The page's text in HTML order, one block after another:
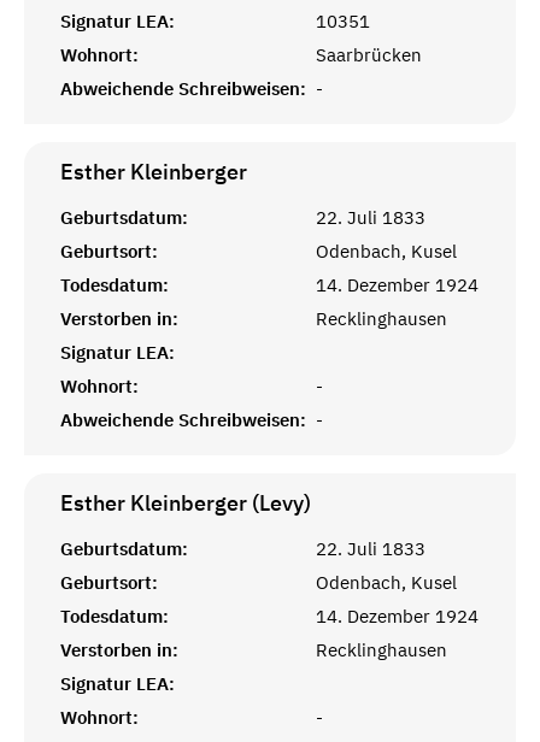
Signatur LEA:
10351
Wohnort:
Saarbrücken
Abweichende Schreibweisen: -
Esther Kleinberger
Geburtsdatum:
22. Juli 1833
Geburtsort:
Odenbach, Kusel
Todesdatum:
14. Dezember 1924
Verstorben in:
Recklinghausen
Signatur LEA:
Wohnort:
-
Abweichende Schreibweisen: -
Esther Kleinberger (Levy)
Geburtsdatum:
22. Juli 1833
Geburtsort:
Odenbach, Kusel
Todesdatum:
14. Dezember 1924
Verstorben in:
Recklinghausen
Signatur LEA:
Wohnort:
-